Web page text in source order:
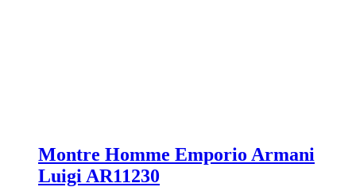
Montre Homme Emporio Armani
Luigi AR11230